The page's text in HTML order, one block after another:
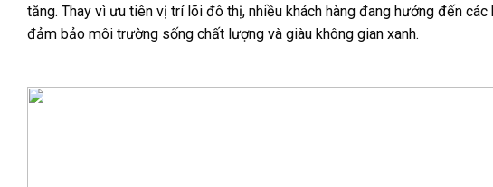
tăng. Thay vì ưu tiên vị trí lõi đô thị, nhiều khách hàng đang hướng đến
đảm bảo môi trường sống chất lượng và giàu không gian xanh.